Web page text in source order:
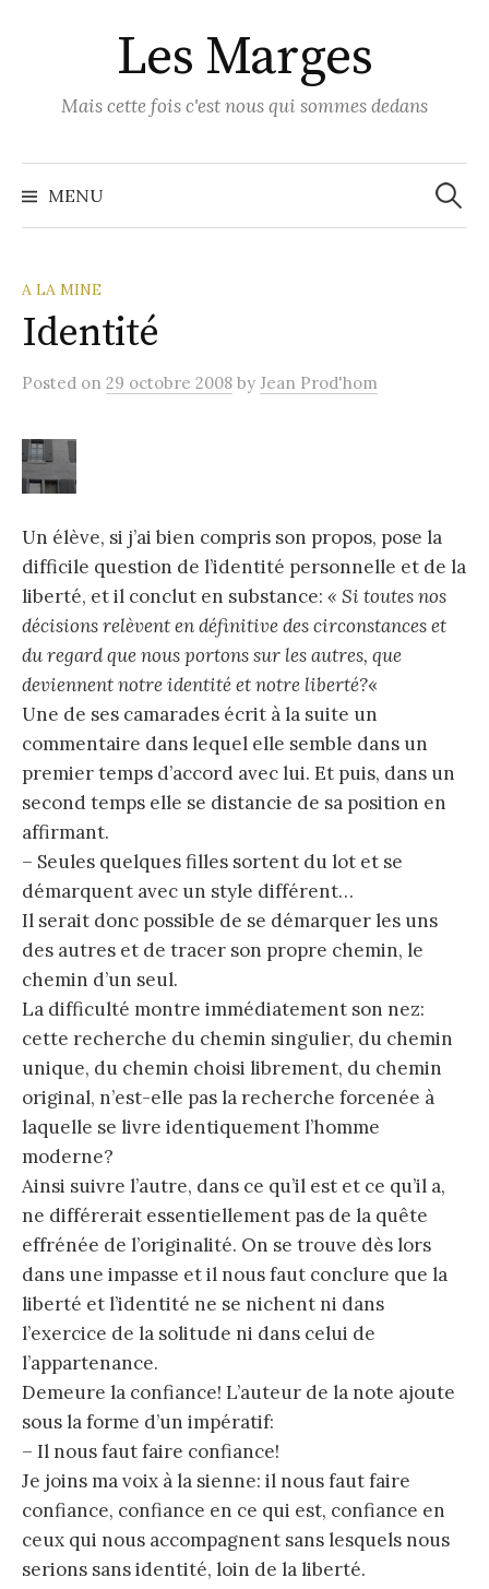
Les Marges
Mais cette fois c'est nous qui sommes dedans
MENU
A LA MINE
Identité
Posted on 29 octobre 2008 by Jean Prod'hom
Un élève, si j’ai bien compris son propos, pose la
difficile question de l’identité personnelle et de la
liberté, et il conclut en substance: « Si toutes nos
décisions relèvent en définitive des circonstances et
du regard que nous portons sur les autres, que
deviennent notre identité et notre liberté?«
Une de ses camarades écrit à la suite un
commentaire dans lequel elle semble dans un
premier temps d’accord avec lui. Et puis, dans un
second temps elle se distancie de sa position en
affirmant.
– Seules quelques filles sortent du lot et se
démarquent avec un style différent…
Il serait donc possible de se démarquer les uns
des autres et de tracer son propre chemin, le
chemin d’un seul.
La difficulté montre immédiatement son nez:
cette recherche du chemin singulier, du chemin
unique, du chemin choisi librement, du chemin
original, n’est-elle pas la recherche forcenée à
laquelle se livre identiquement l’homme
moderne?
Ainsi suivre l’autre, dans ce qu’il est et ce qu’il a,
ne différerait essentiellement pas de la quête
effrénée de l’originalité. On se trouve dès lors
dans une impasse et il nous faut conclure que la
liberté et l’identité ne se nichent ni dans
l’exercice de la solitude ni dans celui de
l’appartenance.
Demeure la confiance! L’auteur de la note ajoute
sous la forme d’un impératif:
– Il nous faut faire confiance!
Je joins ma voix à la sienne: il nous faut faire
confiance, confiance en ce qui est, confiance en
ceux qui nous accompagnent sans lesquels nous
serions sans identité, loin de la liberté.